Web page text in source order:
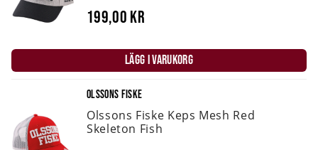
199,00 kr
LÄGG I VARUKORG
OLSSONS FISKE
Olssons Fiske Keps Mesh Red
Skeleton Fish